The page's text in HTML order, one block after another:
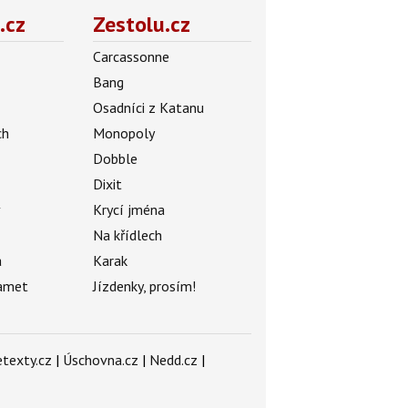
Zestolu.cz
Carcassonne
Bang
Osadníci z Katanu
Monopoly
Dobble
Dixit
Krycí jména
Na křídlech
Karak
Jízdenky, prosím!
| Úschovna.cz | Nedd.cz |